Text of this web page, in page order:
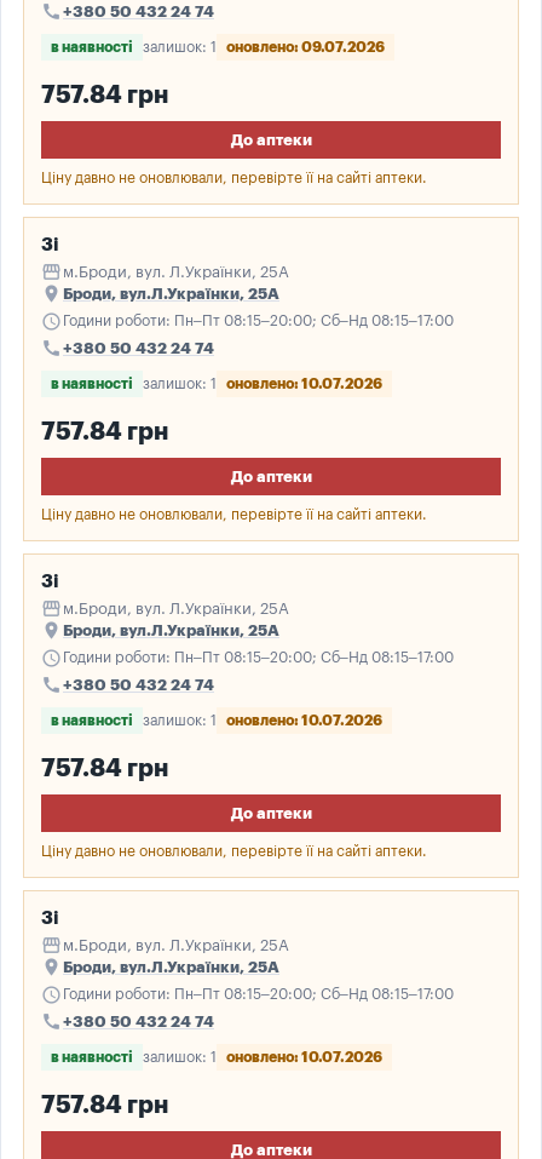
call +380 50 432 24 74
в наявності залишок: 1 оновлено: 09.07.2026
757.84 грн
До аптеки
Ціну давно не оновлювали, перевірте її на сайті аптеки.
3і
storefront м.Броди, вул. Л.Українки, 25А
place Броди, вул.Л.Українки, 25А
schedule Години роботи: Пн–Пт 08:15–20:00; Сб–Нд 08:15–17:00
call +380 50 432 24 74
в наявності залишок: 1 оновлено: 10.07.2026
757.84 грн
До аптеки
Ціну давно не оновлювали, перевірте її на сайті аптеки.
3і
storefront м.Броди, вул. Л.Українки, 25А
place Броди, вул.Л.Українки, 25А
schedule Години роботи: Пн–Пт 08:15–20:00; Сб–Нд 08:15–17:00
call +380 50 432 24 74
в наявності залишок: 1 оновлено: 10.07.2026
757.84 грн
До аптеки
Ціну давно не оновлювали, перевірте її на сайті аптеки.
3і
storefront м.Броди, вул. Л.Українки, 25А
place Броди, вул.Л.Українки, 25А
schedule Години роботи: Пн–Пт 08:15–20:00; Сб–Нд 08:15–17:00
call +380 50 432 24 74
в наявності залишок: 1 оновлено: 10.07.2026
757.84 грн
До аптеки